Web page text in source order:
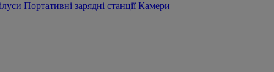
Портативні зарядні станції Камери